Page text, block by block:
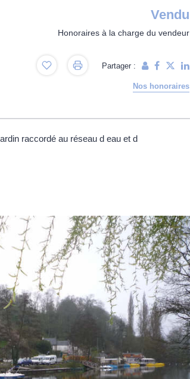
Vendu
Honoraires à la charge du vendeur
Partager :
Nos honoraires
raccordé au réseau d eau et d